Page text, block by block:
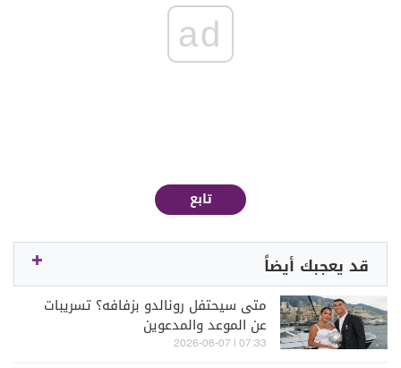
ad
تابع
قد يعجبك أيضاً
متى سيحتفل رونالدو بزفافه؟ تسريبات
عن الموعد والمدعوين
07:33 | 2026-08-07